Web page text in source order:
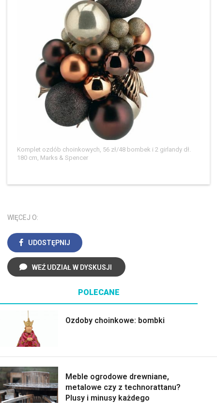
Komplet ozdób choinkowych, 56 zł/48 bombek i 2 girlandy dł.
180 cm, Marks & Spencer
WIĘCEJ O:
UDOSTĘPNIJ
WEŹ UDZIAŁ W DYSKUSJI
POLECANE
Ozdoby choinkowe: bombki
Meble ogrodowe drewniane,
metalowe czy z technorattanu?
Plusy i minusy każdego